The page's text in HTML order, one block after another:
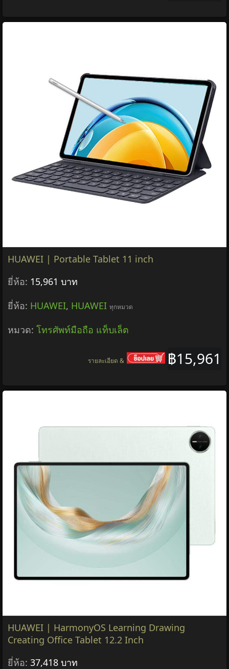
HUAWEI | Portable Tablet 11 inch
ยี่ห้อ: 15,961 บาท
ยี่ห้อ: HUAWEI, HUAWEI ทุกหมวด
หมวด: โทรศัพท์มือถือ แท็บเล็ต
฿15,961
รายละเอียด &
HUAWEI | HarmonyOS Learning Drawing
Creating Office Tablet 12.2 Inch
ยี่ห้อ: 37,418 บาท